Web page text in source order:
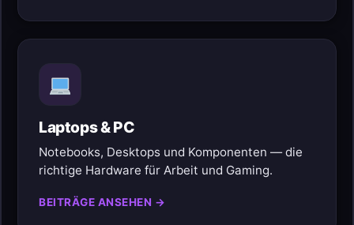
Laptops & PC
Notebooks, Desktops und Komponenten — die
richtige Hardware für Arbeit und Gaming.
BEITRÄGE ANSEHEN →